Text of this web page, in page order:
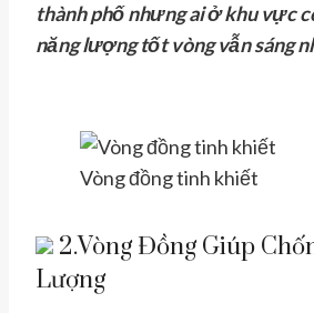
thành phố nhưng ai ở khu vực
năng lượng tốt vòng vẫn sáng
Vòng đồng tinh khiết
2.Vòng Đồng Giúp
Lượng